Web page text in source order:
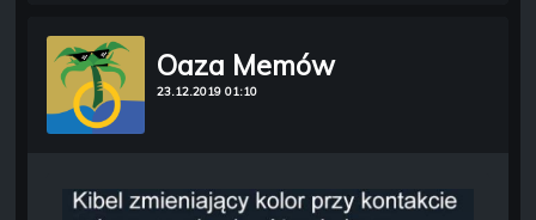
Oaza Memów
23.12.2019 01:10